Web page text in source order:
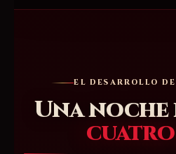
EL DESARROLLO
Una